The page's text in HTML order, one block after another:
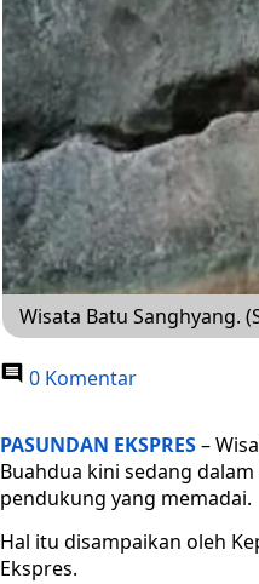
Wisata Batu Sanghyang.
0 Komentar
PASUNDAN EKSPRES–
Buahdua kini sedang
pendukung yang memadai.
Hal itu disampaikan oleh
Ekspres.